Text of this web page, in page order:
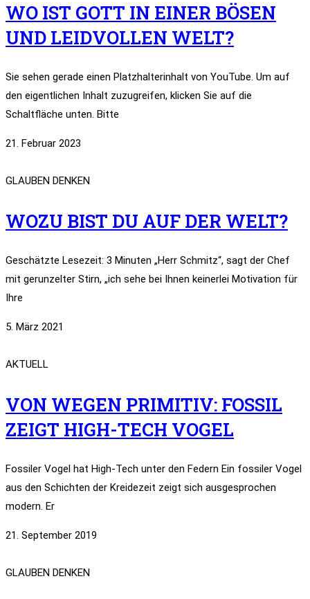
WO IST GOTT IN EINER BÖSEN
UND LEIDVOLLEN WELT?
Sie sehen gerade einen Platzhalterinhalt von YouTube. Um auf
den eigentlichen Inhalt zuzugreifen, klicken Sie auf die
Schaltfläche unten. Bitte
21. Februar 2023
GLAUBEN DENKEN
WOZU BIST DU AUF DER WELT?
Geschätzte Lesezeit: 3 Minuten „Herr Schmitz“, sagt der Chef
mit gerunzelter Stirn, „ich sehe bei Ihnen keinerlei Motivation für
Ihre
5. März 2021
AKTUELL
VON WEGEN PRIMITIV: FOSSIL
ZEIGT HIGH-TECH VOGEL
Fossiler Vogel hat High-Tech unter den Federn Ein fossiler Vogel
aus den Schichten der Kreidezeit zeigt sich ausgesprochen
modern. Er
21. September 2019
GLAUBEN DENKEN